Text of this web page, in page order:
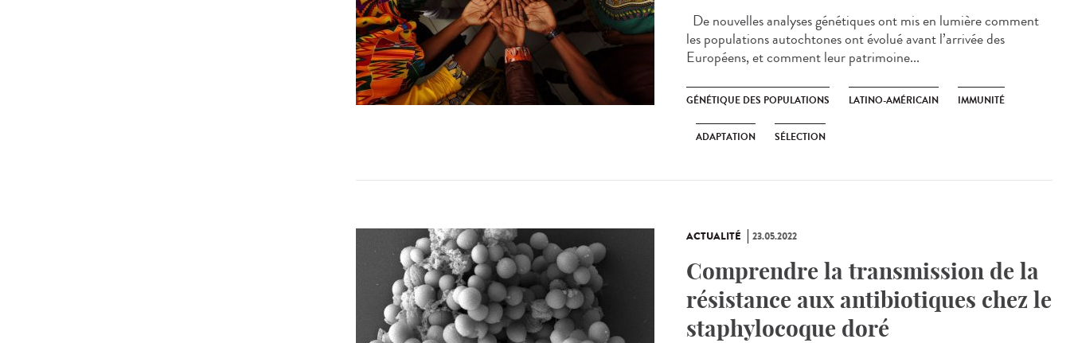
De nouvelles analyses génétiques ont mis en lumière comment
les populations autochtones ont évolué avant l’arrivée des
Européens, et comment leur patrimoine...
GÉNÉTIQUE DES POPULATIONS LATINO-AMÉRICAIN IMMUNITÉ
ADAPTATION SÉLECTION
ACTUALITÉ 23.05.2022
Comprendre la transmission de la
résistance aux antibiotiques chez le
staphylocoque doré